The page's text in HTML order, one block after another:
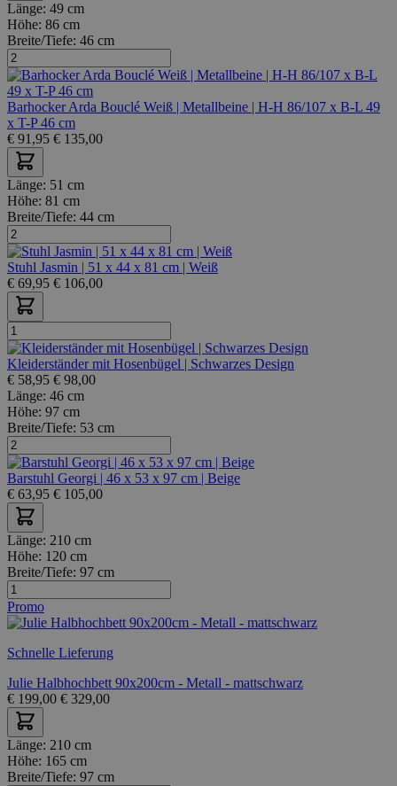
Länge: 49 cm
Höhe: 86 cm
Breite/Tiefe: 46 cm
Barhocker Arda Bouclé Weiß | Metallbeine | H-H 86/107 x B-L 49
x T-P 46 cm
€ 91,95 € 135,00
Länge: 51 cm
Höhe: 81 cm
Breite/Tiefe: 44 cm
Stuhl Jasmin | 51 x 44 x 81 cm | Weiß
€ 69,95 € 106,00
Kleiderständer mit Hosenbügel | Schwarzes Design
€ 58,95 € 98,00
Länge: 46 cm
Höhe: 97 cm
Breite/Tiefe: 53 cm
Barstuhl Georgi | 46 x 53 x 97 cm | Beige
€ 63,95 € 105,00
Länge: 210 cm
Höhe: 120 cm
Breite/Tiefe: 97 cm
Promo
Schnelle Lieferung
Julie Halbhochbett 90x200cm - Metall - mattschwarz
€ 199,00 € 329,00
Länge: 210 cm
Höhe: 165 cm
Breite/Tiefe: 97 cm